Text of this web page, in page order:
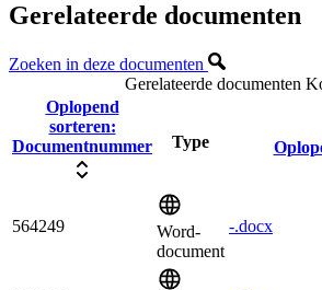
Gerelateerde documenten
Zoeken in deze documenten
Gerelateerde documenten
Oplopend
sorteren:
Documentnummer
Type
564249
Word-
document
-.docx